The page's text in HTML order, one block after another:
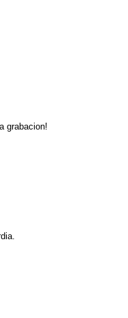
grabacion!